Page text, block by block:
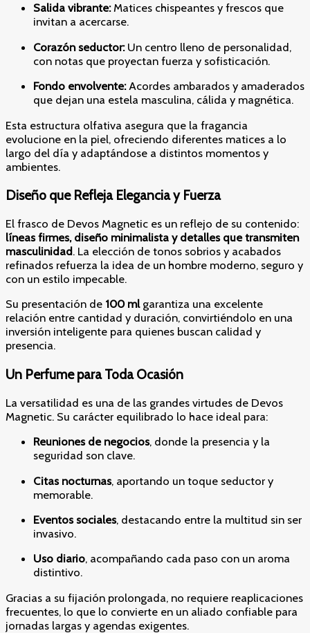
Salida vibrante:Matices chispeantes y frescos que
invitan a acercarse.
Corazón seductor:Un centro lleno de personalidad,
con notas que proyectan fuerza y sofisticación.
Fondo envolvente:Acordes ambarados y amaderados
que dejan una estela masculina, cálida y magnética.
Esta estructura olfativa asegura que la fragancia
evolucione en la piel, ofreciendo diferentes matices a lo
largo del día y adaptándose a distintos momentos y
ambientes.
Diseño que Refleja Elegancia y Fuerza
El frasco de Devos Magnetic es un reflejo de su contenido:
líneas firmes, diseño minimalista y detalles que transmiten
masculinidad. La elección de tonos sobrios y acabados
refinados refuerza la idea de un hombre moderno, seguro y
con un estilo impecable.
Su presentación de 100 mlgarantiza una excelente
relación entre cantidad y duración, convirtiéndolo en una
inversión inteligente para quienes buscan calidad y
presencia.
Un Perfume para Toda Ocasión
La versatilidad es una de las grandes virtudes de Devos
Magnetic. Su carácter equilibrado lo hace ideal para:
Reuniones de negocios, donde la presencia y la
seguridad son clave.
Citas nocturnas, aportando un toque seductor y
memorable.
Eventos sociales, destacando entre la multitud sin ser
invasivo.
Uso diario, acompañando cada paso con un aroma
distintivo.
Gracias a su fijación prolongada, no requiere reaplicaciones
frecuentes, lo que lo convierte en un aliado confiable para
jornadas largas y agendas exigentes.